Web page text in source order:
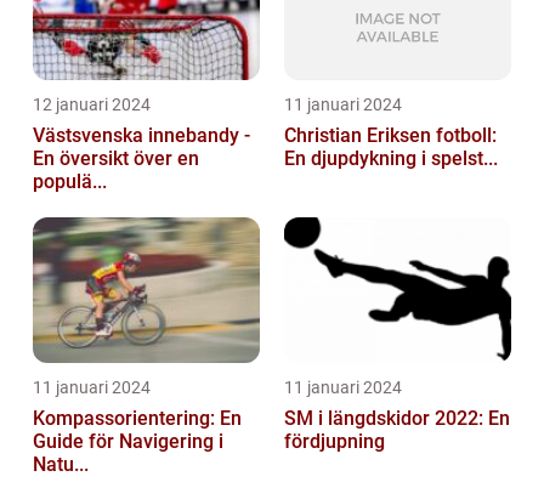
12 januari 2024
Västsvenska innebandy -
En översikt över en
populä...
11 januari 2024
Christian Eriksen fotboll:
En djupdykning i spelst...
11 januari 2024
Kompassorientering: En
Guide för Navigering i
Natu...
11 januari 2024
SM i längdskidor 2022: En
fördjupning